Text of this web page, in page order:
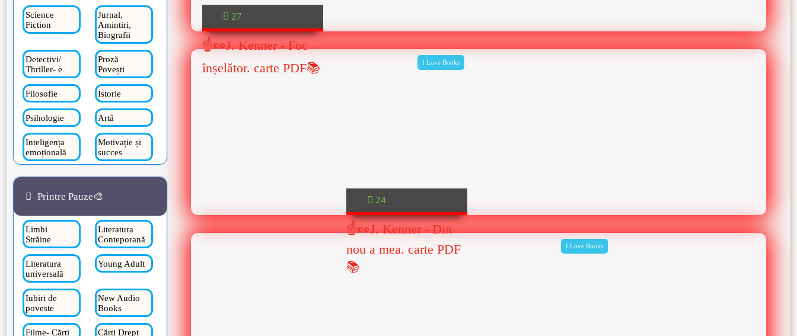
27
☝👀J. Kenner - Foc
înșelător. carte PDF📚
I Love Books
24
☝👀J. Kenner - Din
nou a mea. carte PDF
📚
I Love Books
Science
Fiction
Jurnal,
Amintiri,
Biografii
Detectivi/
Thriller- e
Proză
Povești
Filosofie Istorie
Psihologie Artă
Inteligența
emoțională
Motivație și
succes
Printre Pauze🎨
Limbi
Străine
Literatura
Conteporană
Literatura
universală
Young Adult
Iubiri de
poveste
New Audio
Books
Filme- Cărți Cărți Drept